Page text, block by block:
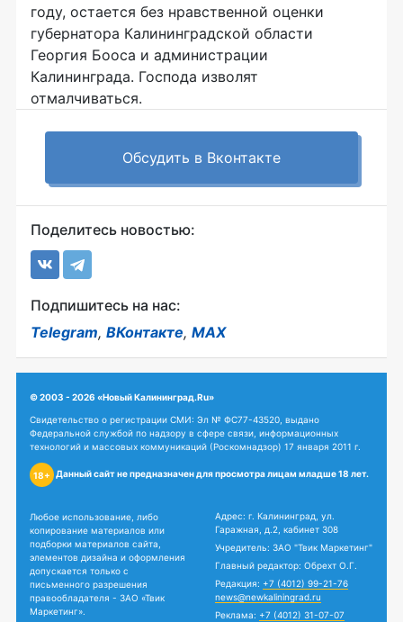
году, остается без нравственной оценки
губернатора Калининградской области
Георгия Бооса и администрации
Калининграда. Господа изволят
отмалчиваться.
Обсудить в Вконтакте
Поделитесь новостью:
Подпишитесь на нас:
Telegram, ВКонтакте, MAX
© 2003 - 2026 «Новый Калининград.Ru»
Свидетельство о регистрации СМИ: Эл № ФС77-43520, выдано
Федеральной службой по надзору в сфере связи, информационных
технологий и массовых коммуникаций (Роскомнадзор) 17 января 2011 г.
18+ Данный сайт не предназначен для просмотра лицам младше 18 лет.
Любое использование, либо
копирование материалов или
подборки материалов сайта,
элементов дизайна и оформления
допускается только с
письменного разрешения
правообладателя - ЗАО «Твик
Маркетинг».
Адрес: г. Калининград, ул.
Гаражная, д.2, кабинет 308
Учредитель: ЗАО "Твик Маркетинг"
Главный редактор: Обрехт О.Г.
Редакция: +7 (4012) 99-21-76
news@newkaliningrad.ru
Реклама: +7 (4012) 31-07-07